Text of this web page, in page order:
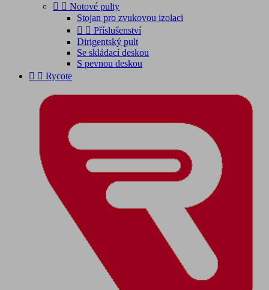
  Notové pulty
Stojan pro zvukovou izolaci
  Příslušenství
Dirigentský pult
Se skládací deskou
S pevnou deskou
  Rycote